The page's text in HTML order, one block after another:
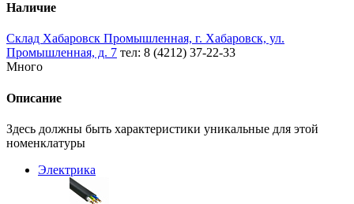
Наличие
Склад Хабаровск Промышленная, г. Хабаровск, ул.
Промышленная, д. 7 тел: 8 (4212) 37-22-33
Много
Описание
Здесь должны быть характеристики уникальные для этой
номенклатуры
Электрика